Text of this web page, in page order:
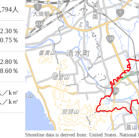
人
％
％
％
％
／k㎡
k㎡
Shoreline data is derived from: United States.